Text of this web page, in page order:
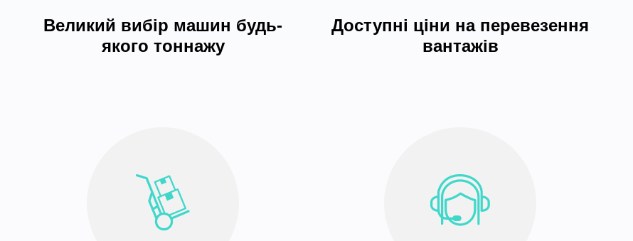
Великий вибір машин будь-
якого тоннажу
Доступні ціни на перевезення
вантажів